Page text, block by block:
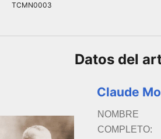
TCMN0003
Datos del
Claude
NOMBRE
COMPLETO: